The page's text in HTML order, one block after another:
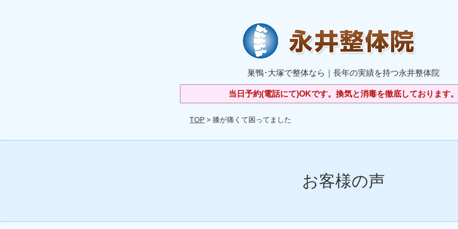
巣鴨･大塚で整体なら｜長年の実績を持つ永井整体院
当日予約(電話にて)OKです。換気と消毒を徹底しております。
TOP > 膝が痛くて困ってました
お客様の声